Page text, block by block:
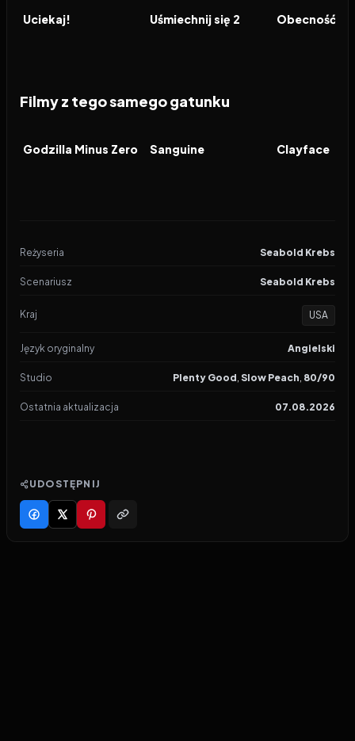
FILM
Uciekaj! FILM
Uśmiechnij się 2 FILM
Filmy z tego samego gatunku
FILM
Godzilla Minus Zero FILM
Sanguine FILM
Clayface
Reżyseria Seabold Krebs
Scenariusz Seabold Krebs
Kraj USA
Język oryginalny Angielski
Studio Plenty Good, Slow Peach, 80/90
Ostatnia aktualizacja 07.08.2026
UDOSTĘPNIJ